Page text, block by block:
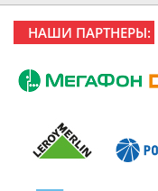
НАШИ ПАРТНЕРЫ: